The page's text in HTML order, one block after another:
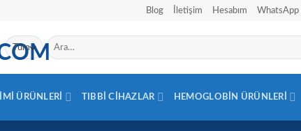
Blog İletişim Hesabım WhatsApp
Ara:
ÜRÜNLERI TIBBI CIHAZLAR HEMOGLOBIN ÜRÜNLERI